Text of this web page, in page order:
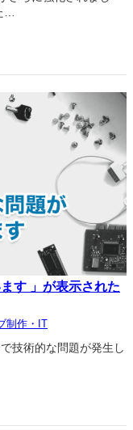
…
す 」が表示された
制作・IT
技術的な問題が発生し